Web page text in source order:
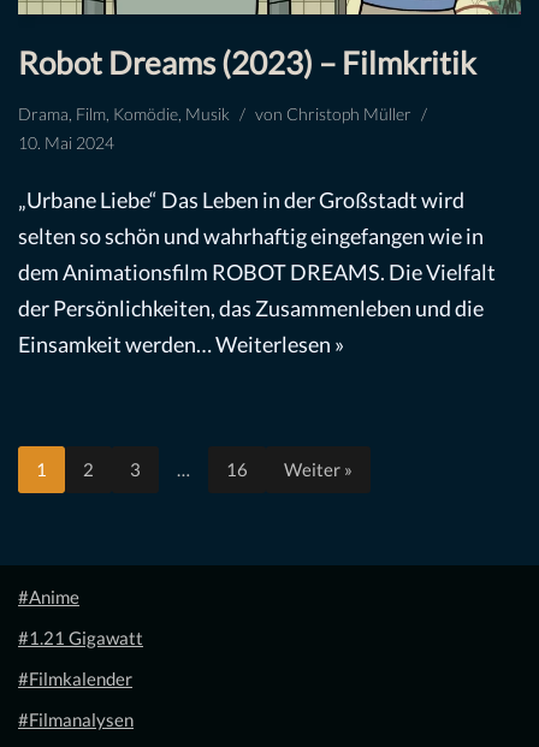
Robot Dreams (2023) – Filmkritik
Drama Film Komödie Musik von Christoph Müller
10. Mai 2024
„Urbane Liebe“ Das Leben in der Großstadt wird
selten so schön und wahrhaftig eingefangen wie in
dem Animationsfilm ROBOT DREAMS. Die Vielfalt
der Persönlichkeiten, das Zusammenleben und die
Einsamkeit werden…Weiterlesen »
1 2 3 … 16 Weiter »
#Anime
#1.21 Gigawatt
#Filmkalender
#Filmanalysen